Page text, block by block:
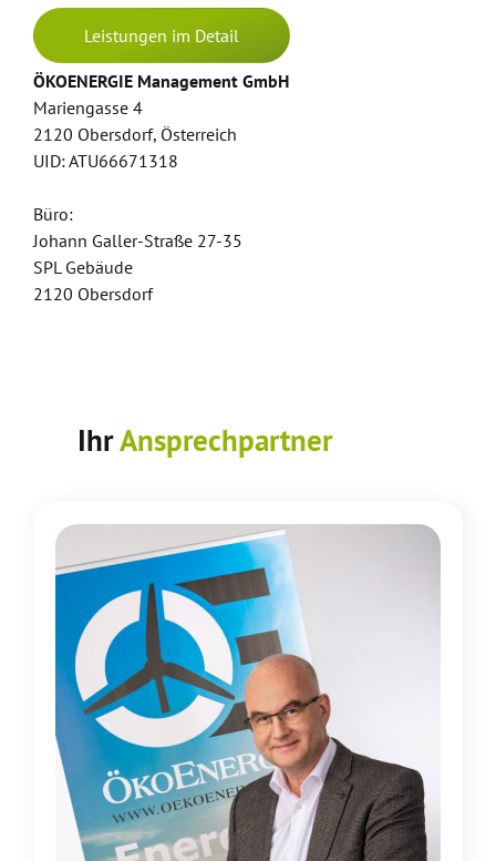
Leistungen im Detail
ÖKOENERGIE Management GmbH
Mariengasse 4
2120 Obersdorf, Österreich
UID: ATU66671318
Büro:
Johann Galler-Straße 27-35
SPL Gebäude
2120 Obersdorf
IhrAnsprechpartner